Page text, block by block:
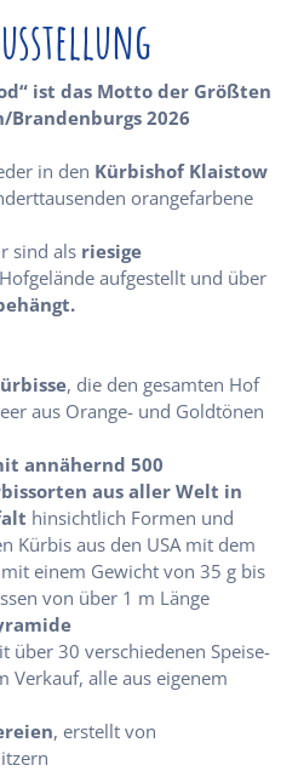
ist das Motto der Größten
2026
in den Kürbishof Klaistow
orangefarbene
sind als riesige
aufgestellt und über
, die den gesamten Hof
aus Orange- und Goldtönen
annähernd 500
aus aller Welt in
hinsichtlich Formen und
Kürbis aus den USA mit dem
einem Gewicht von 35 g bis
von über 1 m Länge
über 30 verschiedenen Speise-
Verkauf, alle aus eigenem
, erstellt von